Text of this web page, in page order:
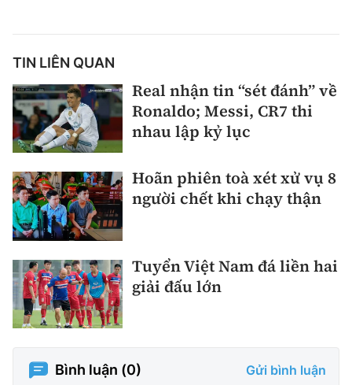
TIN LIÊN QUAN
Real nhận tin “sét đánh” về
Ronaldo; Messi, CR7 thi
nhau lập kỷ lục
Hoãn phiên toà xét xử vụ 8
người chết khi chạy thận
Tuyển Việt Nam đá liền hai
giải đấu lớn
Bình luận (0) Gửi bình luận